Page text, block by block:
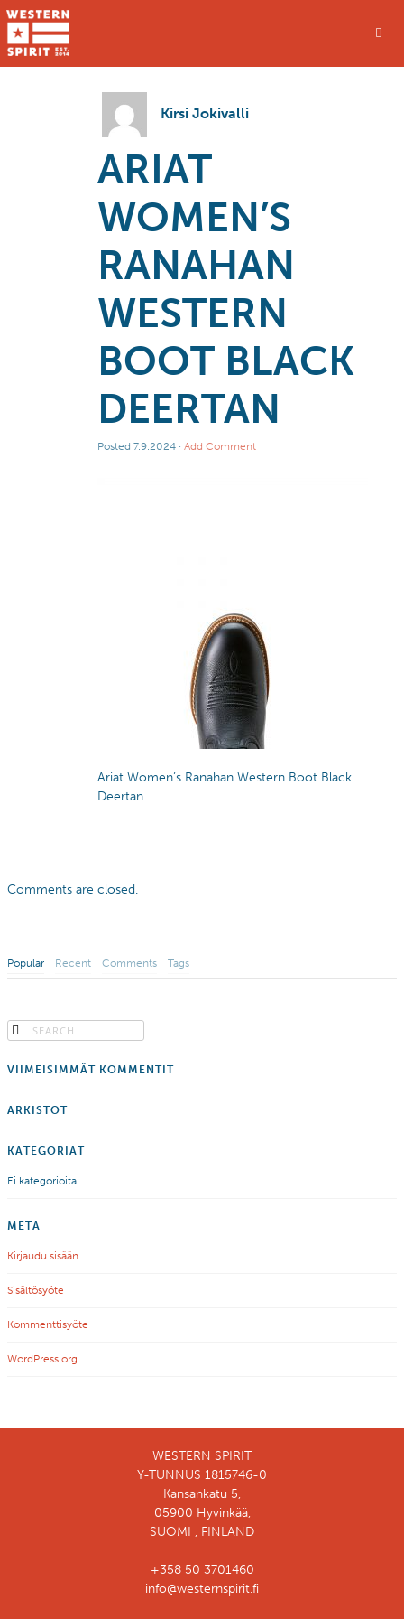
Kirsi Jokivalli
ARIAT
WOMEN’S
RANAHAN
WESTERN
BOOT BLACK
DEERTAN
Posted 7.9.2024 · Add Comment
Ariat Women’s Ranahan Western Boot Black
Deertan
Comments are closed.
Popular Recent Comments Tags
VIIMEISIMMÄT KOMMENTIT
ARKISTOT
KATEGORIAT
Ei kategorioita
META
Kirjaudu sisään
Sisältösyöte
Kommenttisyöte
WordPress.org
WESTERN SPIRIT
Y-TUNNUS 1815746-0
Kansankatu 5,
05900 Hyvinkää,
SUOMI , FINLAND
+358 50 3701460
info@westernspirit.fi